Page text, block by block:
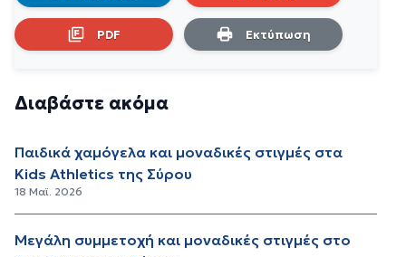
PDF Εκτύπωση
Διαβάστε ακόμα
Παιδικά χαμόγελα και μοναδικές στιγμές στα
Kids Athletics της Σύρου
18 Μαϊ. 2026
Μεγάλη συμμετοχή και μοναδικές στιγμές στο